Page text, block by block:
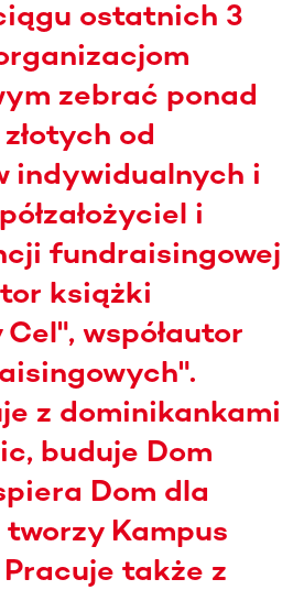
ostatnich 3
zebrać ponad
od
indywidualnych i
i
fundraisingowej
książki
współautor
z dominikankami
buduje Dom
Dom dla
Kampus
także z